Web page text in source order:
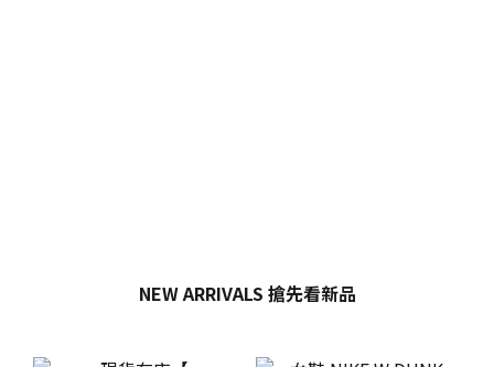
NEW ARRIVALS 搶先看新品